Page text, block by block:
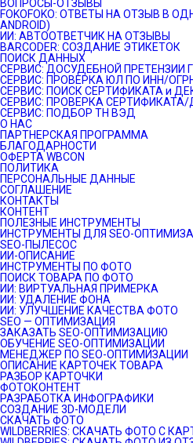
ВОПРОСЫ-ОТЗЫВЫ
FOKOFOKO: ОТВЕТЫ НА ОТЗЫВ В
ANDROID)
ИИ: АВТООТВЕТЧИК НА ОТЗЫВЫ
BARCODER: СОЗДАНИЕ ЭТИКЕТОК
ПОИСК ДАННЫХ
СЕРВИС: ДОСУДЕБНОЙ ПРЕТЕНЗИИ
СЕРВИС: ПРОВЕРКА ЮЛ ПО ИНН/
СЕРВИС: ПОИСК СЕРТИФИКАТА и
СЕРВИС: ПРОВЕРКА
СЕРВИС: ПОДБОР ТН ВЭД
О НАС
ПАРТНЕРСКАЯ ПРОГРАММА
БЛАГОДАРНОСТИ
ОФЕРТА WBCON
ПОЛИТИКА
ПЕРСОНАЛЬНЫЕ ДАННЫЕ
СОГЛАШЕНИЕ
КОНТАКТЫ
КОНТЕНТ
ПОЛЕЗНЫЕ ИНСТРУМЕНТЫ
ИНСТРУМЕНТЫ ДЛЯ SEO-
SEO-ПЫЛЕСОС
ИИ-ОПИСАНИЕ
ИНСТРУМЕНТЫ ПО ФОТО
ПОИСК ТОВАРА ПО ФОТО
ИИ: ВИРТУАЛЬНАЯ ПРИМЕРКА
ИИ: УДАЛЕНИЕ ФОНА
ИИ: УЛУЧШЕНИЕ КАЧЕСТВА ФОТО
SEO — ОПТИМИЗАЦИЯ
ЗАКАЗАТЬ SEO-ОПТИМИЗАЦИЮ
ОБУЧЕНИЕ SEO-ОПТИМИЗАЦИИ
МЕНЕДЖЕР ПО SEO-ОПТИМИЗАЦИИ
ОПИСАНИЕ КАРТОЧЕК ТОВАРА
РАЗБОР КАРТОЧКИ
ФОТОКОНТЕНТ
РАЗРАБОТКА ИНФОГРАФИКИ
СОЗДАНИЕ 3D-МОДЕЛИ
СКАЧАТЬ ФОТО
WILDBERRIES: СКАЧАТЬ ФОТО С